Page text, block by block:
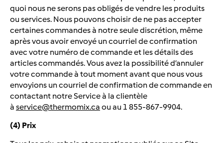
quoi nous ne serons pas obligés de vendre les produits
ou services. Nous pouvons choisir de ne pas accepter
certaines commandes à notre seule discrétion, même
après vous avoir envoyé un courriel de confirmation
avec votre numéro de commande et les détails des
articles commandés. Vous avez la possibilité d’annuler
votre commande à tout moment avant que nous vous
envoyions un courriel de confirmation de commande en
contactant notre Service à la clientèle
à service@thermomix.ca ou au 1 855-867-9904.
(4) Prix